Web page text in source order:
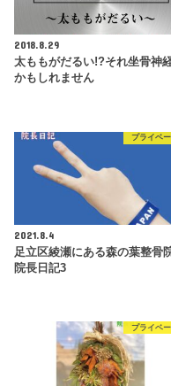
2018.8.29
太ももがだるい!?それ坐骨神
かもしれません
プライベー
2021.8.4
足立区綾瀬にある森の葉整骨
院長日記3
プライベー